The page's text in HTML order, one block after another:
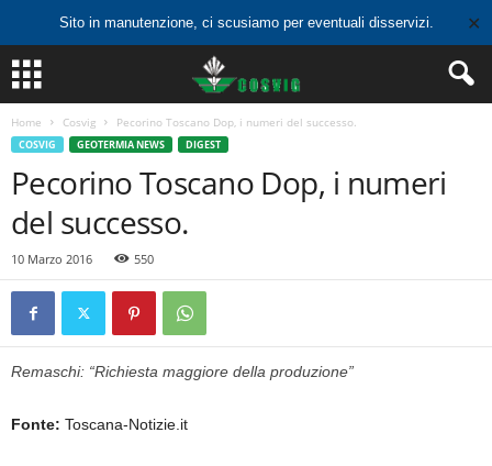
Sito in manutenzione, ci scusiamo per eventuali disservizi. ✕
Home Cosvig Pecorino Toscano Dop, i numeri del successo.
COSVIG GEOTERMIA NEWS DIGEST
Pecorino Toscano Dop, i numeri
del successo.
10 Marzo 2016 550
Remaschi: “Richiesta maggiore della produzione”
Fonte: Toscana-Notizie.it